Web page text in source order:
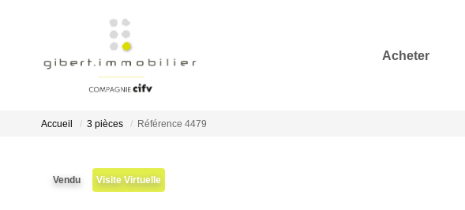
Acheter
Accueil 3 pièces Référence 4479
Vendu Visite Virtuelle